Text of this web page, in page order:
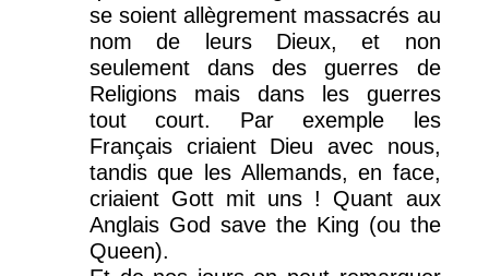
se soient allègrement massacrés au
nom de leurs Dieux, et non
seulement dans des guerres de
Religions mais dans les guerres
tout court. Par exemple les
Français criaient Dieu avec nous,
tandis que les Allemands, en face,
criaient Gott mit uns ! Quant aux
Anglais God save the King (ou the
Queen).